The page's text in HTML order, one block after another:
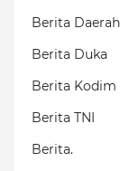
Berita Daerah
Berita Duka
Berita Kodim
Berita TNI
Berita.